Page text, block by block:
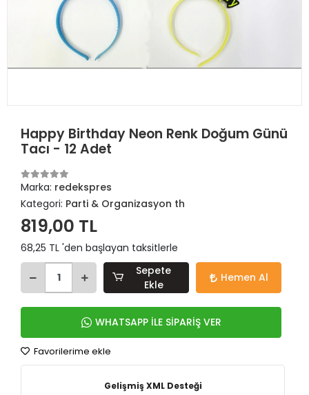
Happy Birthday Neon Renk Doğum Günü
Tacı - 12 Adet
Marka: redekspres
Kategori: Parti & Organizasyon th
819,00 TL
68,25 TL 'den başlayan taksitlerle
Sepete
Ekle
Hemen Al
WHATSAPP İLE SİPARİŞ VER
Favorilerime ekle
Gelişmiş XML Desteği